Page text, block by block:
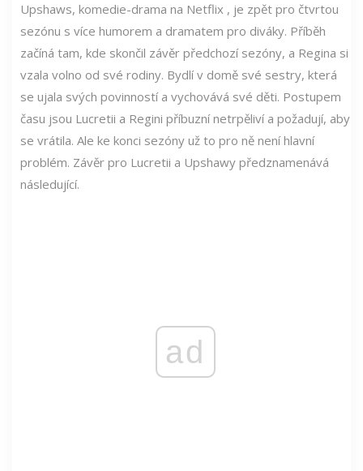
Upshaws, komedie-drama na Netflix , je zpět pro čtvrtou
sezónu s více humorem a dramatem pro diváky. Příběh
začíná tam, kde skončil závěr předchozí sezóny, a Regina si
vzala volno od své rodiny. Bydlí v domě své sestry, která
se ujala svých povinností a vychovává své děti. Postupem
času jsou Lucretii a Regini příbuzní netrpěliví a požadují, aby
se vrátila. Ale ke konci sezóny už to pro ně není hlavní
problém. Závěr pro Lucretii a Upshawy předznamenává
následující.
ad